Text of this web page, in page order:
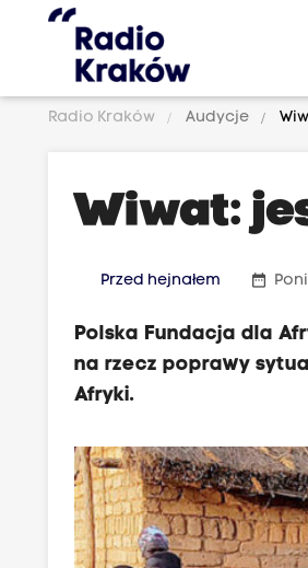
Radio Kraków Audycje
Wiwat:
Przed hejnałem date_range
Polska Fundacja dla
na rzecz poprawy
Afryki.